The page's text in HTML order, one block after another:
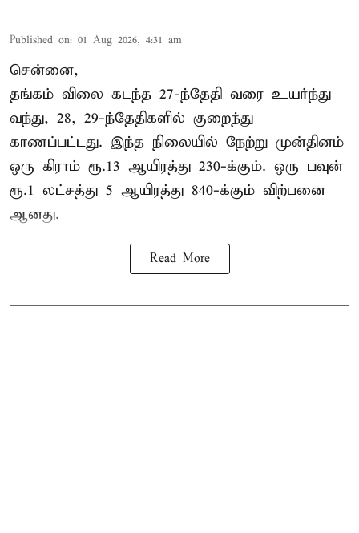
Published on: 01 Aug 2026, 4:31 am
சென்னை,
தங்கம் விலை கடந்த 27-ந்தேதி வரை உயர்ந்து
வந்து, 28, 29-ந்தேதிகளில் குறைந்து
காணப்பட்டது. இந்த நிலையில் நேற்று முன்தினம்
ஒரு கிராம் ரூ.13 ஆயிரத்து 230-க்கும். ஒரு பவுன்
ரூ.1 லட்சத்து 5 ஆயிரத்து 840-க்கும் விற்பனை
ஆனது.
Read More